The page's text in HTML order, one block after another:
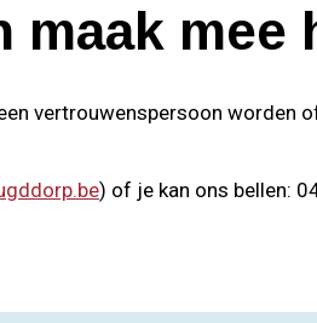
mee
vertrouwenspersoon worden
) of je kan ons bellen: